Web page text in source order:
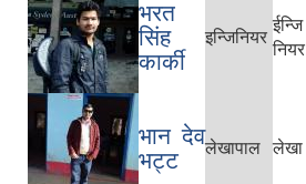
भरत
सिंह
कार्की
इन्जिनियर
ईन्जि
नियर
भान देव
भट्ट
लेखापाल लेखा